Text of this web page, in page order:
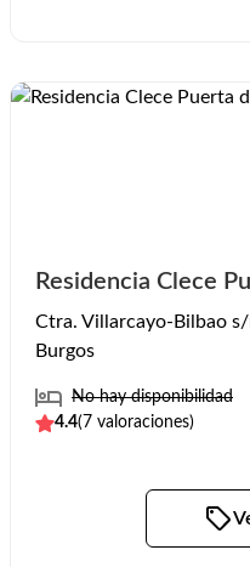
Residencia Clece
Ctra. Villarcayo-Bilbao
Burgos
No hay disponibilidad
4.4(7 valoraciones)